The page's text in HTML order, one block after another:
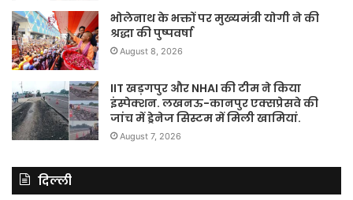
भोलेनाथ के भक्तों पर मुख्यमंत्री योगी ने की
श्रद्धा की पुष्पवर्षा
August 8, 2026
IIT खड़गपुर और NHAI की टीम ने किया
इंस्पेक्शन. लखनऊ-कानपुर एक्सप्रेसवे की
जांच में ड्रेनेज सिस्टम में मिली खामियां.
August 7, 2026
दिल्ली